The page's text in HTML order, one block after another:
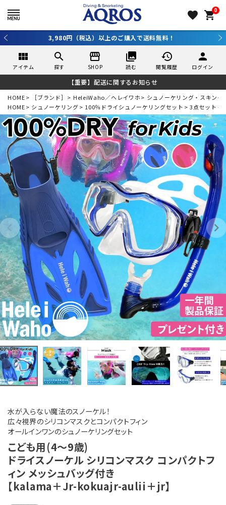
favorite 0
shopping_cart
新規アプリ会員登録で10％OFF！詳しくはコチラ ＞
view_module
アイテム
search
探す
storefront
SHOP
collections
読む
history
閲覧履歴
person
ログイン
【重要】配送に関するお知らせ
HOME ［ブランド］ HeleiWaho／ヘレイワホ
シュノーケリング・スキンダ
HOME
シュノーケリング 100％ドライシュノーケリングセット 3点セット 子
水が入らない魔法のスノーケル！
広々視界のシリコンマスクとコンパクトフィン
オールインワンのシュノーケリングセット
こども用(4～9歳)
ドライスノーケル シリコンマスク コンパクトフ
ィン メッシュバッグ付き
【kalama＋Jr-kokuajr-aulii＋jr】